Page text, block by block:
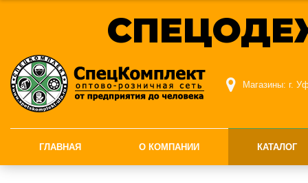
Магазины: г.
ГЛАВНАЯ О КОМПАНИИ КАТАЛОГ